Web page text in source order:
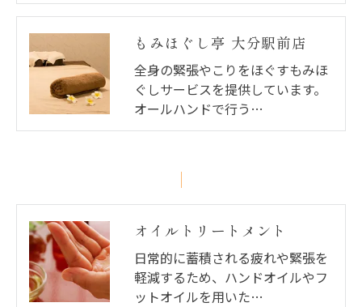
もみほぐし亭 大分駅前店
全身の緊張やこりをほぐすもみほ
ぐしサービスを提供しています。
オールハンドで行う…
オイルトリートメント
日常的に蓄積される疲れや緊張を
軽減するため、ハンドオイルやフ
ットオイルを用いた…